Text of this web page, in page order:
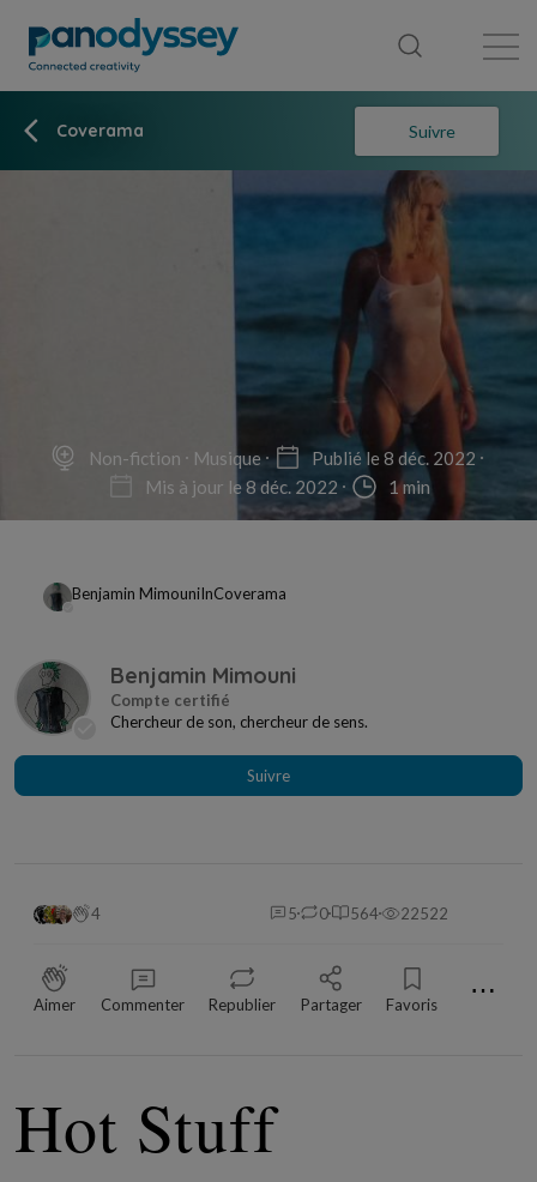
Coverama Suivre
Non-fiction Musique
Publié le 8 déc. 2022
Mis à jour le 8 déc. 2022
1 min
Benjamin MimouniInCoverama
Benjamin Mimouni
Chercheur de son, chercheur de sens.
Suivre
4 5 0 564 22522
Aimer Commenter Republier Partager Favoris ⋯
Hot Stuff